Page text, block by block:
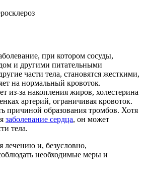
при котором сосуды,
и другими питательными
части тела, становятся жесткими,
на нормальный кровоток.
из-за накопления жиров, холестерина
артерий, ограничивая кровоток.
причиной образования тромбов. Хотя
заболевание сердца, он может
тела.
лечению и, безусловно,
необходимые меры и